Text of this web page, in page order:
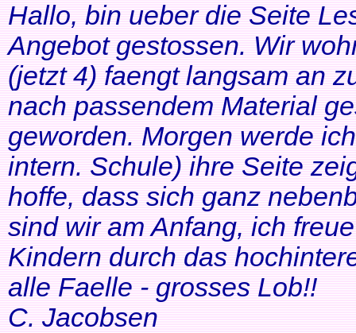
Hallo, bin ueber die Seite
Angebot gestossen. Wir
(jetzt 4) faengt langsam an
nach passendem Material
geworden. Morgen werde
intern. Schule) ihre Seite
hoffe, dass sich ganz
sind wir am Anfang, ich
Kindern durch das
alle Faelle - grosses Lob!!
C. Jacobsen